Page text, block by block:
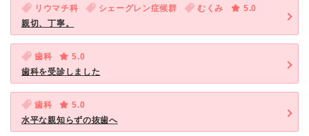
リウマチ科 シェーグレン症候群 むくみ
5.0
親切、丁寧。
歯科
5.0
歯科を受診しました
歯科
5.0
水平な親知らずの抜歯へ